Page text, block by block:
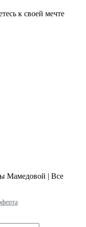
к своей мечте
Мамедовой | Все